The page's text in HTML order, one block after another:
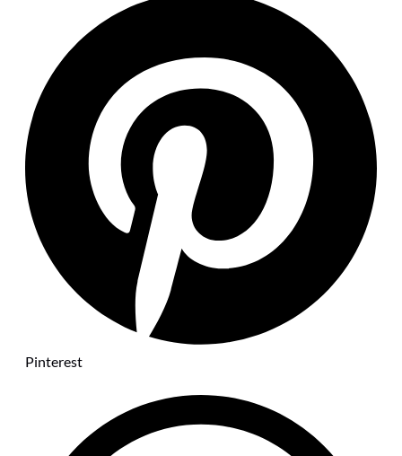
Pinterest